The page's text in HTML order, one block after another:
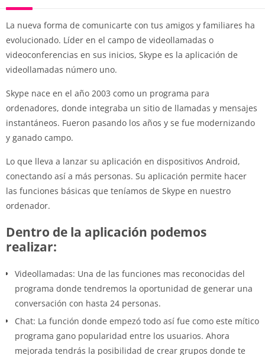
La nueva forma de comunicarte con tus amigos y familiares ha
evolucionado. Líder en el campo de videollamadas o
videoconferencias en sus inicios, Skype es la aplicación de
videollamadas número uno.
Skype nace en el año 2003 como un programa para
ordenadores, donde integraba un sitio de llamadas y mensajes
instantáneos. Fueron pasando los años y se fue modernizando
y ganado campo.
Lo que lleva a lanzar su aplicación en dispositivos Android,
conectando así a más personas. Su aplicación permite hacer
las funciones básicas que teníamos de Skype en nuestro
ordenador.
Dentro de la aplicación podemos
realizar:
Videollamadas: Una de las funciones mas reconocidas del
programa donde tendremos la oportunidad de generar una
conversación con hasta 24 personas.
Chat: La función donde empezó todo así fue como este mítico
programa gano popularidad entre los usuarios. Ahora
mejorada tendrás la posibilidad de crear grupos donde te